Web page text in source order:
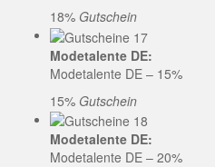
18% Gutschein
Modetalente DE:
Modetalente DE – 15%
15% Gutschein
Modetalente DE:
Modetalente DE – 20%